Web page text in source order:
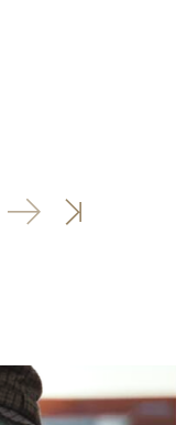
SeguinteÚltima